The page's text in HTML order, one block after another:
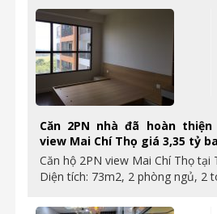
Căn 2PN nhà đã hoàn thiện
view Mai Chí Thọ giá 3,35 tỷ
Căn hộ 2PN view Mai Chí Thọ tại
Diện tích: 73m2, 2 phòng ngủ, 2